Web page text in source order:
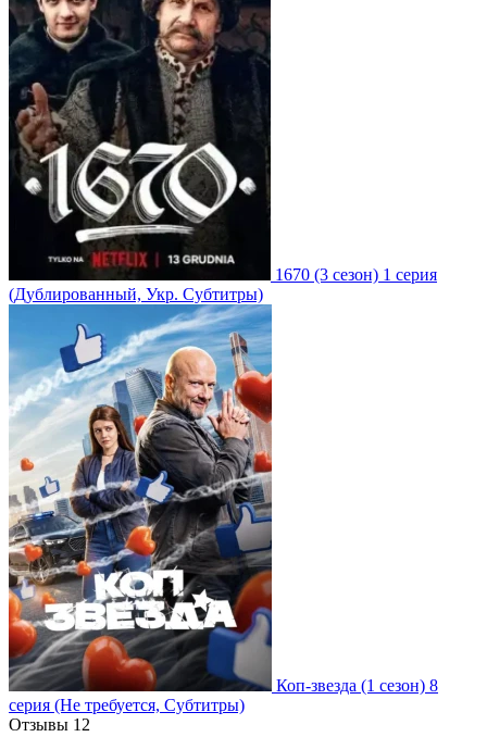
1670 (3 сезон) 1 серия
(Дублированный, Укр. Субтитры)
Коп-звезда (1 сезон) 8
серия (Не требуется, Субтитры)
Отзывы 12